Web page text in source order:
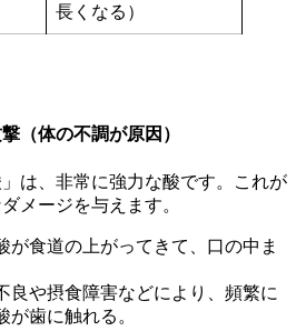
長くなる）
（体の不調が原因）
は、非常に強力な酸です。これが
メージを与えます。
が食道の上がってきて、口の中ま
良や摂食障害などにより、頻繁に
が歯に触れる。